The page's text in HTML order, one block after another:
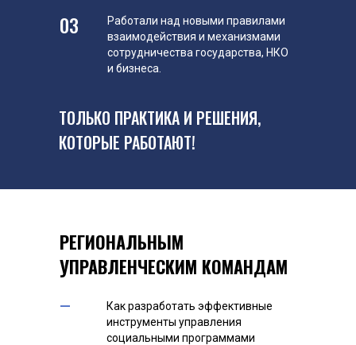
Работали над новыми правилами
взаимодействия и механизмами
сотрудничества государства, НКО
и бизнеса.
03
ТОЛЬКО ПРАКТИКА И РЕШЕНИЯ,
КОТОРЫЕ РАБОТАЮТ!
Как разработать эффективные
инструменты управления
социальными программами
РЕГИОНАЛЬНЫМ
УПРАВЛЕНЧЕСКИМ КОМАНДАМ
–